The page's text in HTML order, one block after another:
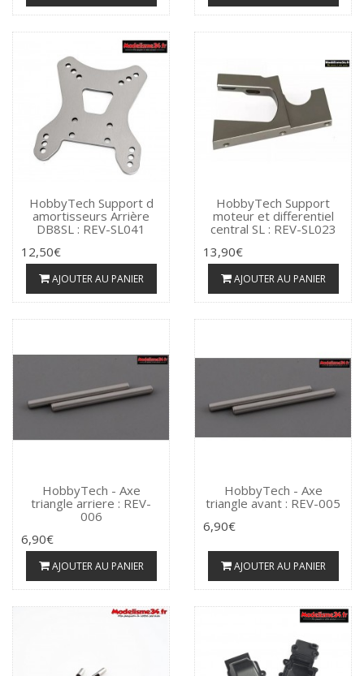
HobbyTech Support d
amortisseurs Arrière
DB8SL : REV-SL041
12,50€
AJOUTER AU PANIER
HobbyTech Support
moteur et differentiel
central SL : REV-SL023
13,90€
AJOUTER AU PANIER
HobbyTech - Axe
triangle arriere : REV-
006
6,90€
AJOUTER AU PANIER
HobbyTech - Axe
triangle avant : REV-005
6,90€
AJOUTER AU PANIER